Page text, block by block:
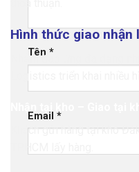
Hình thức giao nhận
Nhằm đáp ứng đa dạng
Khách gửi hàng tại kho
Tên *
Email *